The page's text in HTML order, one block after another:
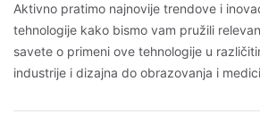
Aktivno pratimo najnovije trendove i
tehnologije kako bismo vam pružili
savete o primeni ove tehnologije u
industrije i dizajna do obrazovanja i